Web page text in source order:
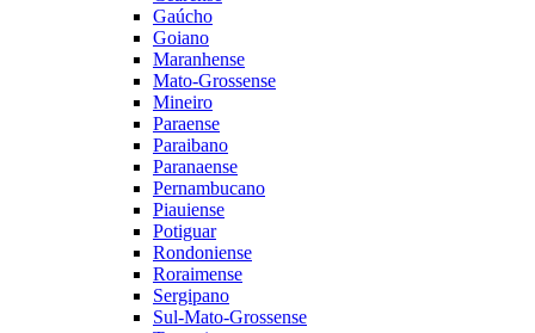
Gaúcho
Goiano
Maranhense
Mato-Grossense
Mineiro
Paraense
Paraibano
Paranaense
Pernambucano
Piauiense
Potiguar
Rondoniense
Roraimense
Sergipano
Sul-Mato-Grossense